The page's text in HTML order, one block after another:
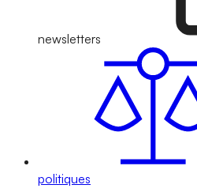
newsletters
politiques